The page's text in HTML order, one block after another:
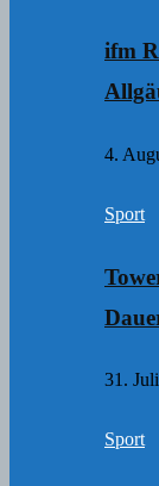
ifm
4.
Sport
31.
Sport